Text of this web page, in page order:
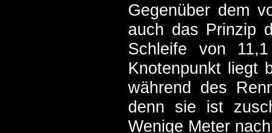
Gegenüber dem
auch das Prinzip
Schleife von
Knotenpunkt liegt
während des
denn sie ist
Wenige Meter